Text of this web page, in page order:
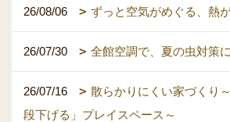
26/08/06 ずっと空気がめぐる、熱
26/07/30 全館空調で、夏の虫対策に
26/07/16
散らかりにくい家づくり
段下げる」プレイスペース～